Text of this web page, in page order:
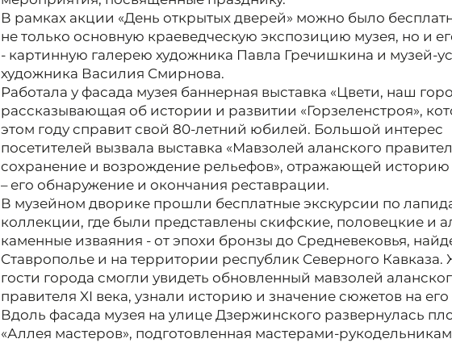
В рамках акции «День открытых дверей» можно было
не только основную краеведческую экспозицию музея, но и
- картинную галерею художника Павла Гречишкина и музей-
художника Василия Смирнова.
Работала у фасада музея баннерная выставка «Цвети, наш
рассказывающая об истории и развитии «Горзеленстроя»,
этом году справит свой 80-летний юбилей. Большой интерес
посетителей вызвала выставка «Мавзолей аланского
сохранение и возрождение рельефов», отражающей историю
– его обнаружение и окончания реставрации.
В музейном дворике прошли бесплатные экскурсии по
коллекции, где были представлены скифские, половецкие и
каменные изваяния - от эпохи бронзы до Средневековья,
Ставрополье и на территории республик Северного Кавказа.
гости города смогли увидеть обновленный мавзолей
правителя XI века, узнали историю и значение сюжетов на его
Вдоль фасада музея на улице Дзержинского развернулась
«Аллея мастеров», подготовленная мастерами-